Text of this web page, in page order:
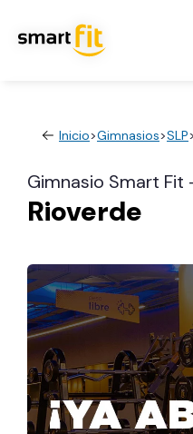
Inicio>Gimnasios>SLP>
Gimnasio Smart Fit
Rioverde